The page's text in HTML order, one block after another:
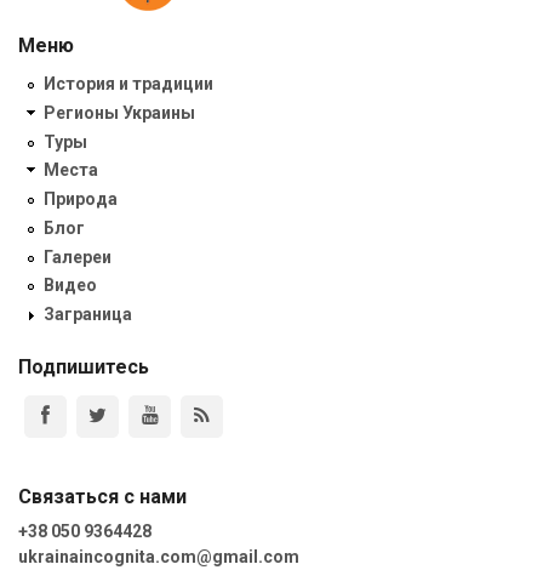
Меню
История и традиции
Регионы Украины
Туры
Места
Природа
Блог
Галереи
Видео
Заграница
Подпишитесь
Связаться с нами
+38 050 9364428
ukrainaincognita.com@gmail.com